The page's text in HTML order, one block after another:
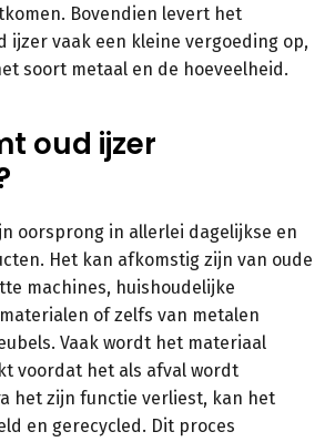
Bovendien levert het
ijzer vaak een kleine vergoeding op,
soort metaal en de hoeveelheid.
oud ijzer
oorsprong in allerlei dagelijkse en
Het kan afkomstig zijn van oude
machines, huishoudelijke
of zelfs van metalen
Vaak wordt het materiaal
voordat het als afval wordt
het zijn functie verliest, kan het
en gerecycled. Dit proces